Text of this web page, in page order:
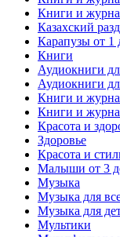
Книги и
Казахский
Карапузы от 1
Книги
Аудиокниги
Аудиокниги
Книги и
Книги и
Красота и
Здоровье
Красота и
Малыши от 3
Музыка
Музыка для
Музыка для
Мультики